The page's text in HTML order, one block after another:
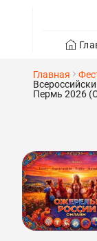
Главная
Пермь 2026